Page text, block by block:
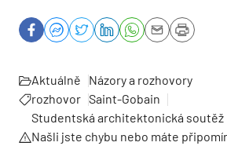
Aktuálně
Názory a rozhovory
rozhovor Saint-Gobain
Studentská architektonická soutěž
Našli jste chybu nebo máte